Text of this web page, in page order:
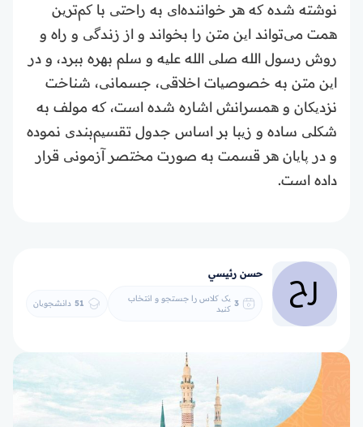
نوشته شده که هر خواننده‌ای به راحتی با کم‌ترین
همت می‌تواند این متن را بخواند و از زندگی و راه و
روش رسول الله صلی الله علیه و سلم بهره ببرد، و در
این متن به خصوصیات اخلاقی، جسمانی، شناخت
نزدیکان و همسرانش اشاره شده است، که مولف به
شکلی ساده و زیبا بر اساس جدول‌ تقسیم‌بندی نموده
و در پایان هر قسمت به صورت مختصر آزمونی قرار
داده است‌.
حسن رئيسي
3
یک کلاس را جستجو و انتخاب
کنید
51 دانشجویان